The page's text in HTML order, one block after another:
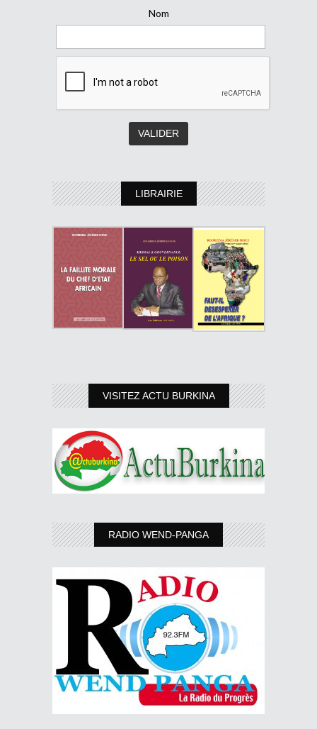
Nom
LIBRAIRIE
VISITEZ ACTU BURKINA
RADIO WEND-PANGA